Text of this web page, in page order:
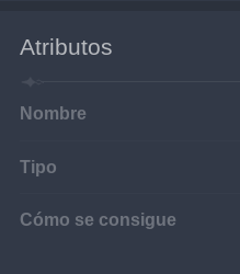
Atributos
Nombre
Tipo
Cómo se consigue